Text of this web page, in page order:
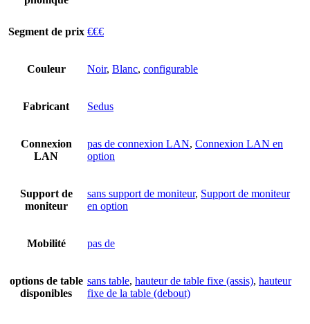
Segment de prix €€€
Couleur Noir, Blanc, configurable
Fabricant Sedus
Connexion
LAN
pas de connexion LAN, Connexion LAN en
option
Support de
moniteur
sans support de moniteur, Support de moniteur
en option
Mobilité pas de
options de table
disponibles
sans table, hauteur de table fixe (assis), hauteur
fixe de la table (debout)